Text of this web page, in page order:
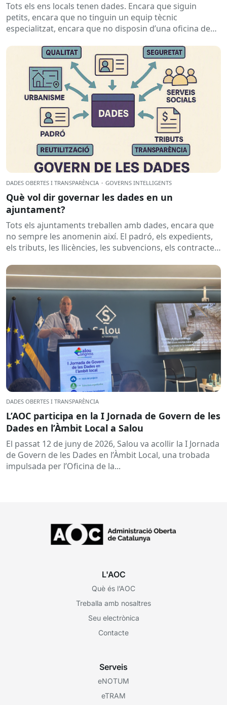
Tots els ens locals tenen dades. Encara que siguin
petits, encara que no tinguin un equip tècnic
especialitzat, encara que no disposin d’una oficina de
DADES OBERTES I TRANSPARÈNCIA · GOVERNS INTEL·LIGENTS
Què vol dir governar les dades en un
ajuntament?
Tots els ajuntaments treballen amb dades, encara que
no sempre les anomenin així. El padró, els expedients,
els tributs, les llicències, les subvencions, els contractes,
DADES OBERTES I TRANSPARÈNCIA
L’AOC participa en la I Jornada de Govern de les
Dades en l’Àmbit Local a Salou
El passat 12 de juny de 2026, Salou va acollir la I Jornada
de Govern de les Dades en l’Àmbit Local, una trobada
impulsada per l’Oficina de la...
L'AOC
Què és l’AOC
Treballa amb nosaltres
Seu electrònica
Contacte
Serveis
eNOTUM
eTRAM